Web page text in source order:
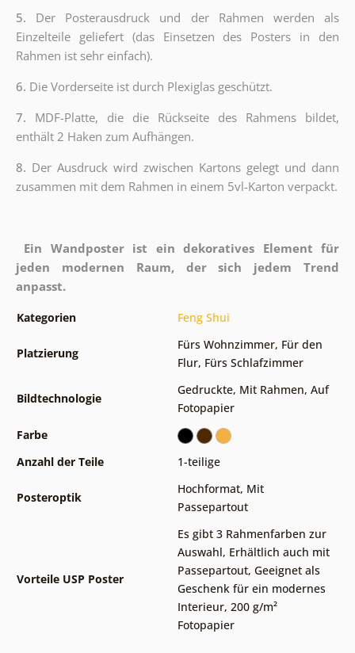
5. Der Posterausdruck und der Rahmen werden als
Einzelteile geliefert (das Einsetzen des Posters in den
Rahmen ist sehr einfach).
6. Die Vorderseite ist durch Plexiglas geschützt.
7. MDF-Platte, die die Rückseite des Rahmens bildet,
enthält 2 Haken zum Aufhängen.
8. Der Ausdruck wird zwischen Kartons gelegt und dann
zusammen mit dem Rahmen in einem 5vl-Karton verpackt.
Ein Wandposter ist ein dekoratives Element für
jeden modernen Raum, der sich jedem Trend
anpasst.
Kategorien Feng Shui
Platzierung
Fürs Wohnzimmer, Für den
Flur, Fürs Schlafzimmer
Bildtechnologie
Gedruckte, Mit Rahmen, Auf
Fotopapier
Farbe
Anzahl der Teile
1-teilige
Posteroptik
Hochformat, Mit
Passepartout
Vorteile USP Poster
Es gibt 3 Rahmenfarben zur
Auswahl, Erhältlich auch mit
Passepartout, Geeignet als
Geschenk für ein modernes
Interieur, 200 g/m²
Fotopapier